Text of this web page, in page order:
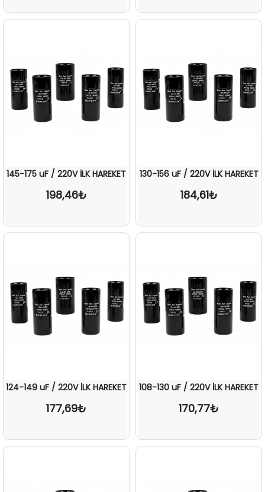
145-175 uF / 220V İLK HAREKET
198,46₺
130-156 uF / 220V İLK HAREKET
184,61₺
124-149 uF / 220V İLK HAREKET
177,69₺
108-130 uF / 220V İLK HAREKET
170,77₺